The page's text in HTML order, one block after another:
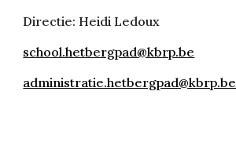
Directie: Heidi Ledoux
school.hetbergpad@kbrp.be
administratie.hetbergpad@kbrp.be